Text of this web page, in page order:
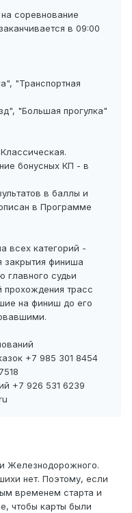
соревнование
в 09:00
"Транспортная
"Большая прогулка"
бонусных КП - в
в баллы и
в Программе
всех категорий -
закрытия финиша
главного судьи
прохождения трасс
на финиш до его
+7 985 301 8454
+7 926 531 6239
Железнодорожного.
нет. Поэтому, если
временем старта и
чтобы карты были